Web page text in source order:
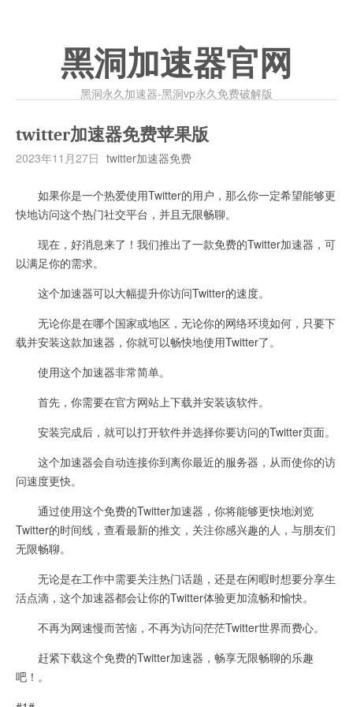
黑洞加速器官网
黑洞永久加速器-黑洞vp永久免费破解版
twitter加速器免费苹果版
2023年11月27日 twitter加速器免费
如果你是一个热爱使用Twitter的用户，那么你一定希望能够更
快地访问这个热门社交平台，并且无限畅聊。
现在，好消息来了！我们推出了一款免费的Twitter加速器，可
以满足你的需求。
这个加速器可以大幅提升你访问Twitter的速度。
无论你是在哪个国家或地区，无论你的网络环境如何，只要下
载并安装这款加速器，你就可以畅快地使用Twitter了。
使用这个加速器非常简单。
首先，你需要在官方网站上下载并安装该软件。
安装完成后，就可以打开软件并选择你要访问的Twitter页面。
这个加速器会自动连接你到离你最近的服务器，从而使你的访
问速度更快。
通过使用这个免费的Twitter加速器，你将能够更快地浏览
Twitter的时间线，查看最新的推文，关注你感兴趣的人，与朋友们
无限畅聊。
无论是在工作中需要关注热门话题，还是在闲暇时想要分享生
活点滴，这个加速器都会让你的Twitter体验更加流畅和愉快。
不再为网速慢而苦恼，不再为访问茫茫Twitter世界而费心。
赶紧下载这个免费的Twitter加速器，畅享无限畅聊的乐趣
吧！。